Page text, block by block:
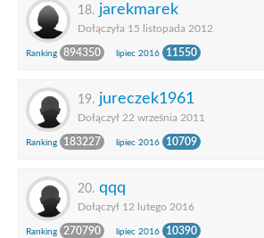
18. jarekmarek
Dołączyła 15 listopada 2012
Ranking 894350 lipiec 2016 11550
19. jureczek1961
Dołączył 22 września 2011
Ranking 183227 lipiec 2016 10709
20. qqq
Dołączył 12 lutego 2016
Ranking 270790 lipiec 2016 10390